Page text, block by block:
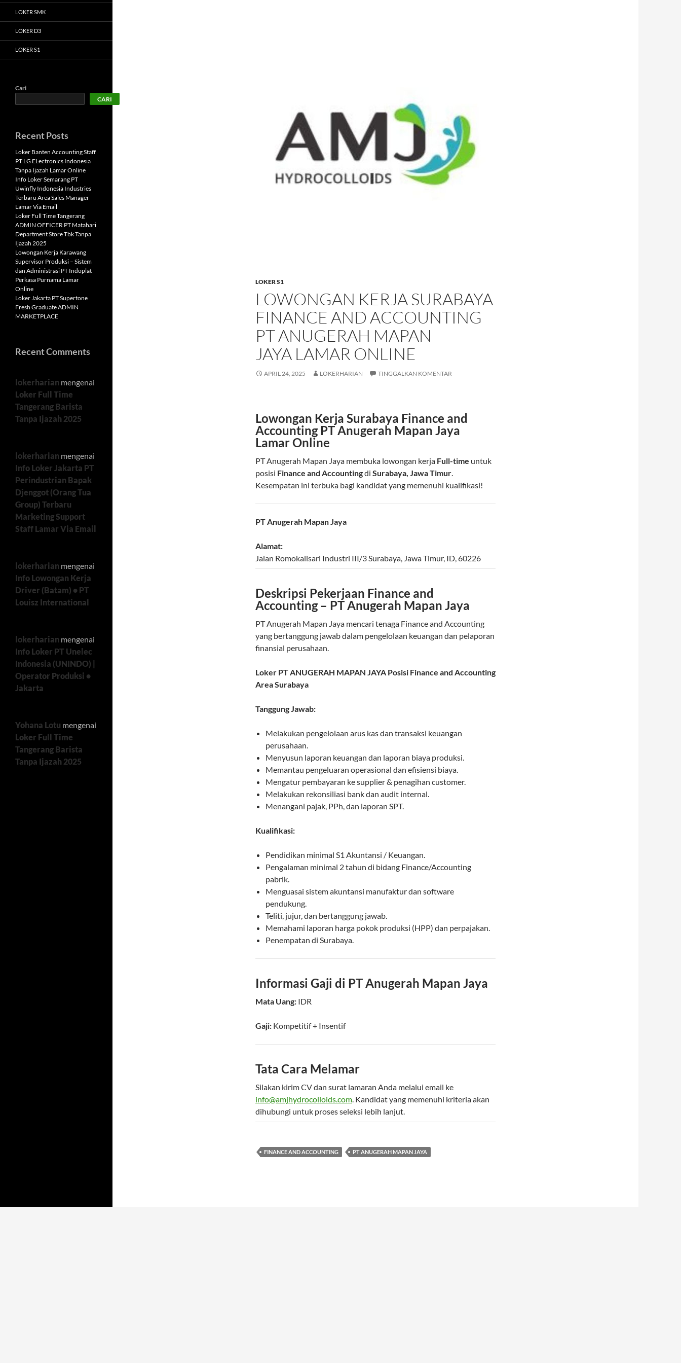
LOKER S1
LOWONGAN KERJA SURABAYA
FINANCE AND ACCOUNTING
PT ANUGERAH MAPAN
JAYA LAMAR ONLINE
APRIL 24, 2025 LOKERHARIAN TINGGALKAN KOMENTAR
Lowongan Kerja Surabaya Finance and
Accounting PT Anugerah Mapan Jaya
Lamar Online
PT Anugerah Mapan Jaya membuka lowongan kerja Full-time untuk
posisi Finance and Accountingdi Surabaya, Jawa Timur.
Kesempatan ini terbuka bagi kandidat yang memenuhi kualifikasi!
PT Anugerah Mapan Jaya
Alamat:
Jalan Romokalisari Industri III/3Surabaya, Jawa Timur, ID,60226
Deskripsi Pekerjaan Finance and
Accounting – PT Anugerah Mapan Jaya
PT Anugerah Mapan Jaya mencari tenaga Finance and Accounting
yang bertanggung jawab dalam pengelolaan keuangan dan pelaporan
finansial perusahaan.
Loker PT ANUGERAH MAPAN JAYA Posisi Finance and Accounting
Area Surabaya
Tanggung Jawab:
Melakukan pengelolaan arus kas dan transaksi keuangan
perusahaan.
Menyusun laporan keuangan dan laporan biaya produksi.
Memantau pengeluaran operasional dan efisiensi biaya.
Mengatur pembayaran ke supplier & penagihan customer.
Melakukan rekonsiliasi bank dan audit internal.
Menangani pajak, PPh, dan laporan SPT.
Kualifikasi:
Pendidikan minimal S1 Akuntansi / Keuangan.
Pengalaman minimal 2 tahun di bidang Finance/Accounting
pabrik.
Menguasai sistem akuntansi manufaktur dan software
pendukung.
Teliti, jujur, dan bertanggung jawab.
Memahami laporan harga pokok produksi (HPP) dan perpajakan.
Penempatan di Surabaya.
Informasi Gaji di PT Anugerah Mapan Jaya
Mata Uang: IDR
Gaji: Kompetitif+ Insentif
Tata Cara Melamar
Silakan kirim CV dan surat lamaran Anda melalui email ke
info@amjhydrocolloids.com. Kandidat yang memenuhi kriteria akan
dihubungi untuk proses seleksi lebih lanjut.
FINANCE AND ACCOUNTING PT ANUGERAH MAPAN JAYA
LOKER SMK
LOKER D3
LOKER S1
Cari
CARI
Recent Posts
Loker Banten Accounting Staff
PT LG ELectronics Indonesia
Tanpa Ijazah Lamar Online
Info Loker Semarang PT
Uwinfly Indonesia Industries
Terbaru Area Sales Manager
Lamar Via Email
Loker Full Time Tangerang
ADMIN OFFICER PT Matahari
Department Store Tbk Tanpa
Ijazah 2025
Lowongan Kerja Karawang
Supervisor Produksi – Sistem
dan Administrasi PT Indoplat
Perkasa Purnama Lamar
Online
Loker Jakarta PT Supertone
Fresh Graduate ADMIN
MARKETPLACE
Recent Comments
lokerharian mengenai
Loker Full Time
Tangerang Barista
Tanpa Ijazah 2025
lokerharian mengenai
Info Loker Jakarta PT
Perindustrian Bapak
Djenggot (Orang Tua
Group) Terbaru
Marketing Support
Staff Lamar Via Email
lokerharian mengenai
Info Lowongan Kerja
Driver (Batam) • PT
Louisz International
lokerharian mengenai
Info Loker PT Unelec
Indonesia (UNINDO) |
Operator Produksi •
Jakarta
Yohana Lotu mengenai
Loker Full Time
Tangerang Barista
Tanpa Ijazah 2025